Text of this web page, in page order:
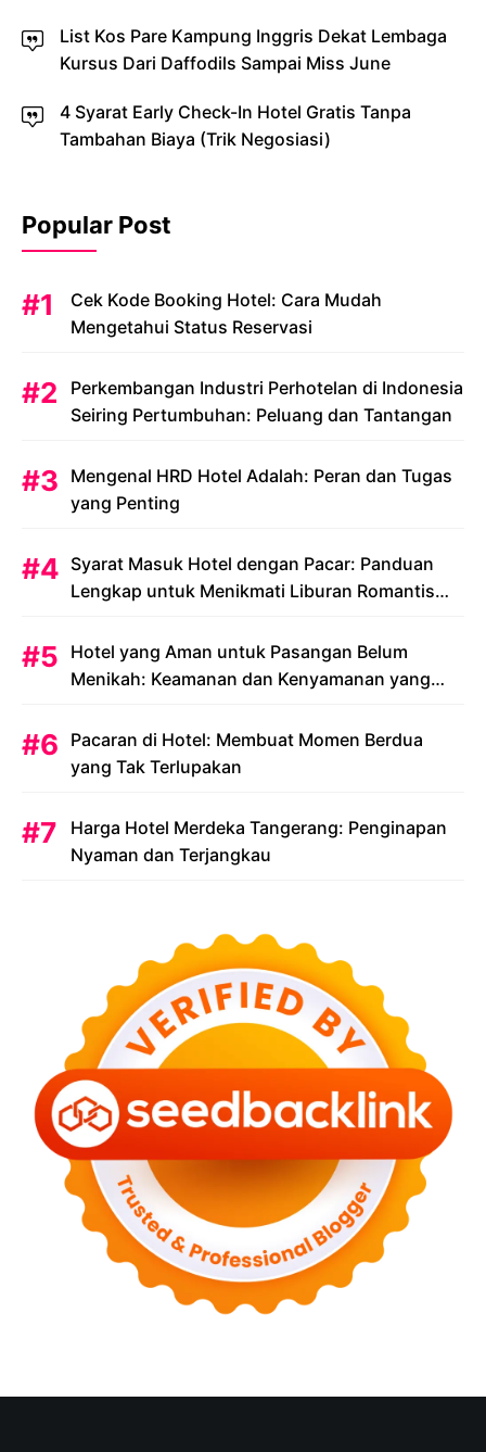
List Kos Pare Kampung Inggris Dekat Lembaga
Kursus Dari Daffodils Sampai Miss June
4 Syarat Early Check-In Hotel Gratis Tanpa
Tambahan Biaya (Trik Negosiasi)
Popular Post
Cek Kode Booking Hotel: Cara Mudah
Mengetahui Status Reservasi
Perkembangan Industri Perhotelan di Indonesia
Seiring Pertumbuhan: Peluang dan Tantangan
Mengenal HRD Hotel Adalah: Peran dan Tugas
yang Penting
Syarat Masuk Hotel dengan Pacar: Panduan
Lengkap untuk Menikmati Liburan Romantis
Hotel yang Aman untuk Pasangan Belum
Menikah: Keamanan dan Kenyamanan yang
Pacaran di Hotel: Membuat Momen Berdua
yang Tak Terlupakan
Harga Hotel Merdeka Tangerang: Penginapan
Nyaman dan Terjangkau